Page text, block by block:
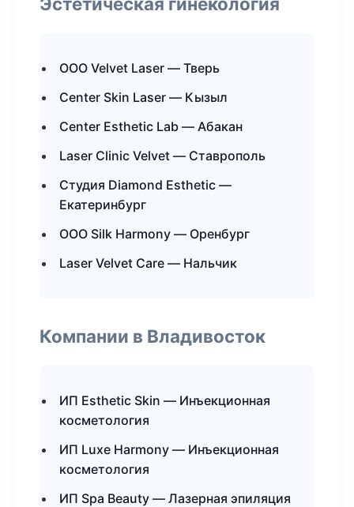
ООО Velvet Laser — Тверь
Center Skin Laser — Кызыл
Center Esthetic Lab — Абакан
Laser Clinic Velvet — Ставрополь
Студия Diamond Esthetic —
Екатеринбург
ООО Silk Harmony — Оренбург
Laser Velvet Care — Нальчик
Компании в Владивосток
ИП Esthetic Skin — Инъекционная
косметология
ИП Luxe Harmony — Инъекционная
косметология
ИП Spa Beauty — Лазерная эпиляция